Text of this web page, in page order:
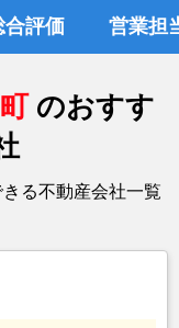
合評価 営業担
のおすす
る不動産会社一覧